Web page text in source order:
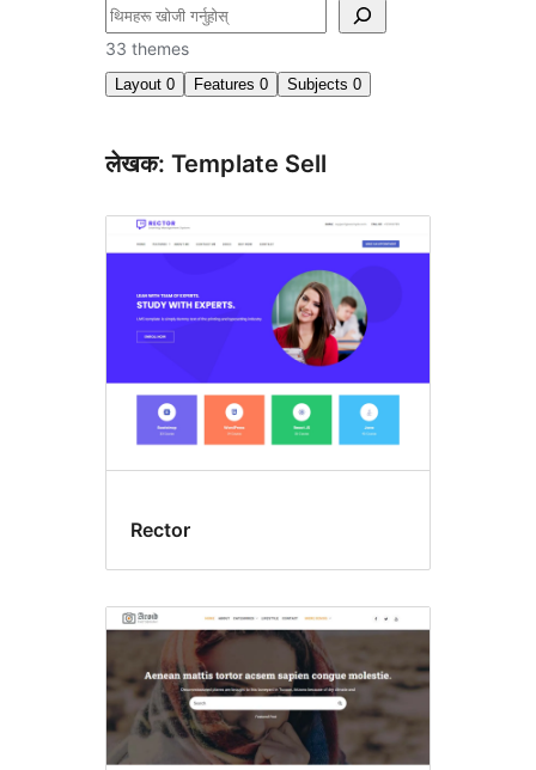
खोज्नुहोस्
33 themes
Layout 0 Features 0 Subjects 0
लेखक: Template Sell
Rector